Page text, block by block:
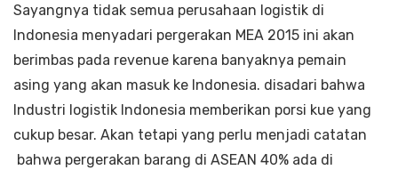
Sayangnya tidak semua perusahaan logistik di
Indonesia menyadari pergerakan MEA 2015 ini akan
berimbas pada revenue karena banyaknya pemain
asing yang akan masuk ke Indonesia. disadari bahwa
Industri logistik Indonesia memberikan porsi kue yang
cukup besar. Akan tetapi yang perlu menjadi catatan
bahwa pergerakan barang di ASEAN 40% ada di